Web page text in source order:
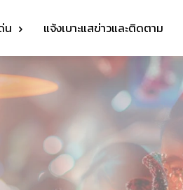
น แจ้งเบาะแสข่าวและติดตาม